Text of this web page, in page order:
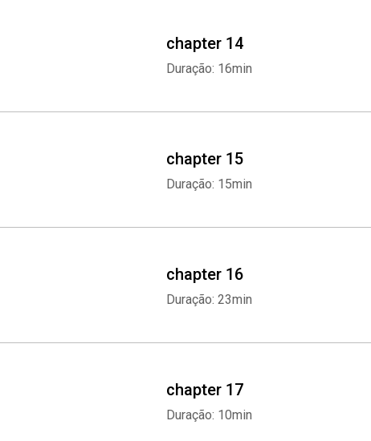
chapter 14
Duração: 16min
chapter 15
Duração: 15min
chapter 16
Duração: 23min
chapter 17
Duração: 10min